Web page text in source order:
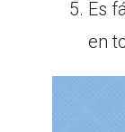
Es
en